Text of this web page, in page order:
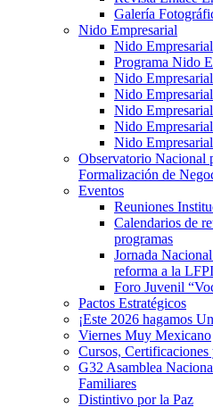
Galería
Nido Empresarial
Nido
Programa Nido
Nido
Nido
Nido
Nido
Nido
Observatorio Nacional
Formalización de
Eventos
Reuniones
Calendarios de
programas
Jornada
reforma a la
Foro Juvenil
Pactos Estratégicos
¡Este 2026 hagamos
Viernes Muy Mexicano
Cursos, Certificaciones
G32 Asamblea
Familiares
Distintivo por la Paz